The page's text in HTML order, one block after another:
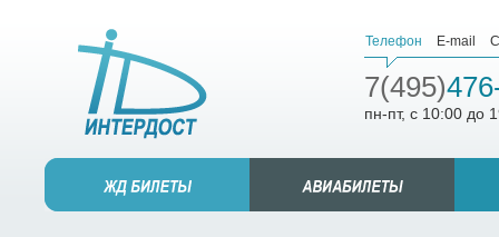
Телефон E-mail
7(495)
пн-пт, с 10:00 до